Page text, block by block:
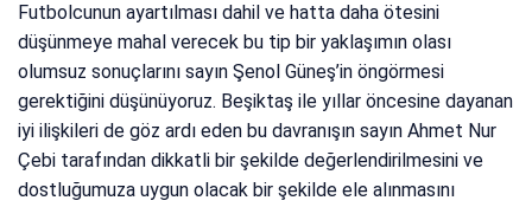
Futbolcunun ayartılması dahil ve hatta daha ötesini
düşünmeye mahal verecek bu tip bir yaklaşımın olası
olumsuz sonuçlarını sayın Şenol Güneş’in öngörmesi
gerektiğini düşünüyoruz. Beşiktaş ile yıllar öncesine dayanan
iyi ilişkileri de göz ardı eden bu davranışın sayın Ahmet Nur
Çebi tarafından dikkatli bir şekilde değerlendirilmesini ve
dostluğumuza uygun olacak bir şekilde ele alınmasını